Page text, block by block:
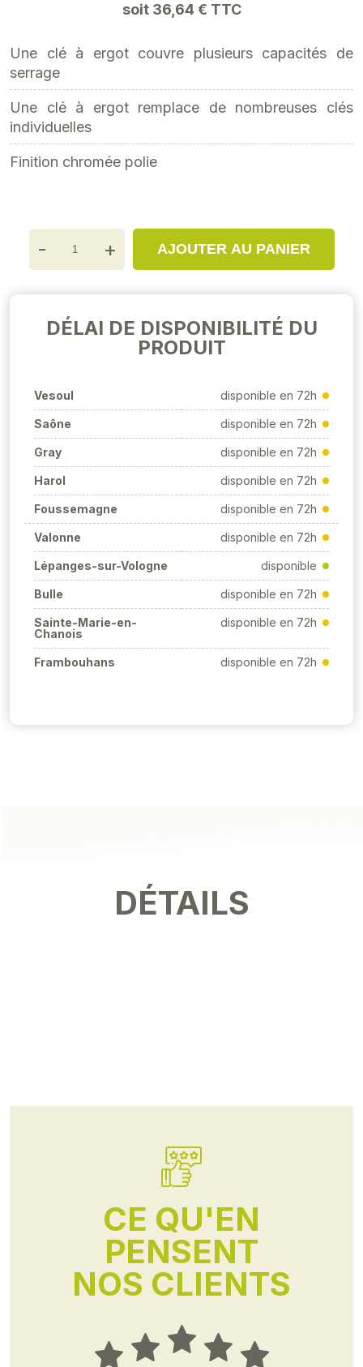
soit 36,64 € TTC
Une clé à ergot couvre plusieurs capacités de
serrage
Une clé à ergot remplace de nombreuses clés
individuelles
Finition chromée polie
- + AJOUTER AU PANIER
DÉLAI DE DISPONIBILITÉ DU
PRODUIT
Vesoul disponible en 72h
Saône disponible en 72h
Gray disponible en 72h
Harol disponible en 72h
Foussemagne disponible en 72h
Valonne disponible en 72h
Lépanges-sur-Vologne disponible
Bulle disponible en 72h
Sainte-Marie-en-
Chanois
disponible en 72h
Frambouhans disponible en 72h
DÉTAILS
CE QU'EN
PENSENT
NOS CLIENTS